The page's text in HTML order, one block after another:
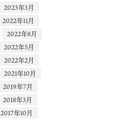
2023年3月
2022年11月
2022年8月
2022年5月
2022年2月
2021年10月
2019年7月
2018年3月
2017年10月